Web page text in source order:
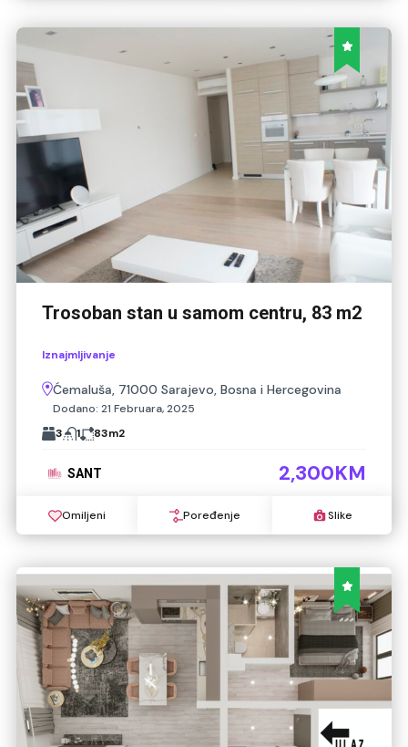
Trosoban stan u samom centru, 83 m2
Iznajmljivanje
Ćemaluša, 71000 Sarajevo, Bosna i Hercegovina
Dodano: 21 Februara, 2025
3
1 83m2
SANT 2,300KM
Omiljeni Poređenje Slike